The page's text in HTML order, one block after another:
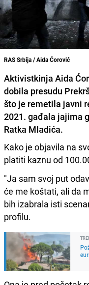
RAS Srbija / Aida Ćorović
Aktivistkinja Aida
dobila presudu
što je remetila javni
2021. gađala jajima
Ratka Mladića.
Kako je objavila na
platiti kaznu od
"Ja sam svoj put
će me koštati, ali da
bih izabrala isti
profilu.